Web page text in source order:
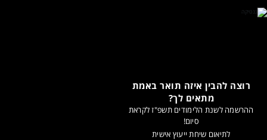
רוצה להבין איזה תואר באמת
מתאים לך?
ההרשמה לשנת הלימודים תשפ"ז לקראת
סיום!
לתיאום שיחת ייעוץ אישית